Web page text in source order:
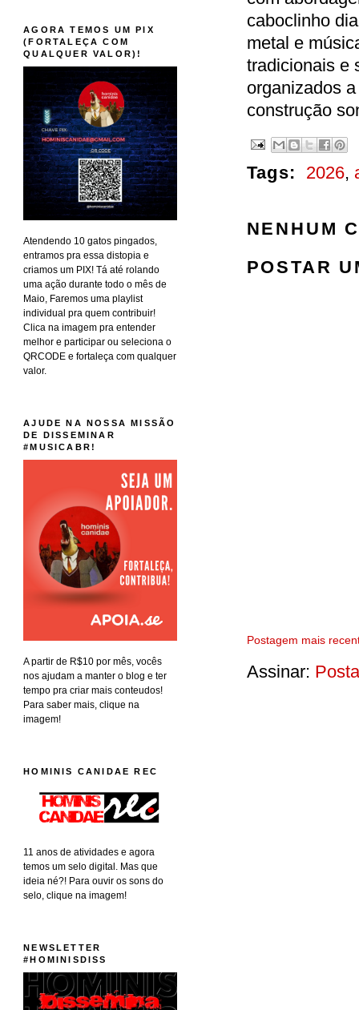
caboclinho
metal e
tradicionais e
organizados
construção
Tags: 2026,
NENHUM
POSTAR
Postagem mais
Assinar:
AGORA TEMOS UM PIX
(FORTALEÇA COM
QUALQUER VALOR)!
Atendendo 10 gatos pingados,
entramos pra essa distopia e
criamos um PIX! Tá até rolando
uma ação durante todo o mês de
Maio, Faremos uma playlist
individual pra quem contribuir!
Clica na imagem pra entender
melhor e participar ou seleciona o
QRCODE e fortaleça com qualquer
valor.
AJUDE NA NOSSA MISSÃO
DE DISSEMINAR
#MUSICABR!
A partir de R$10 por mês, vocês
nos ajudam a manter o blog e ter
tempo pra criar mais conteudos!
Para saber mais, clique na
imagem!
HOMINIS CANIDAE REC
11 anos de atividades e agora
temos um selo digital. Mas que
ideia né?! Para ouvir os sons do
selo, clique na imagem!
NEWSLETTER
#HOMINISDISS